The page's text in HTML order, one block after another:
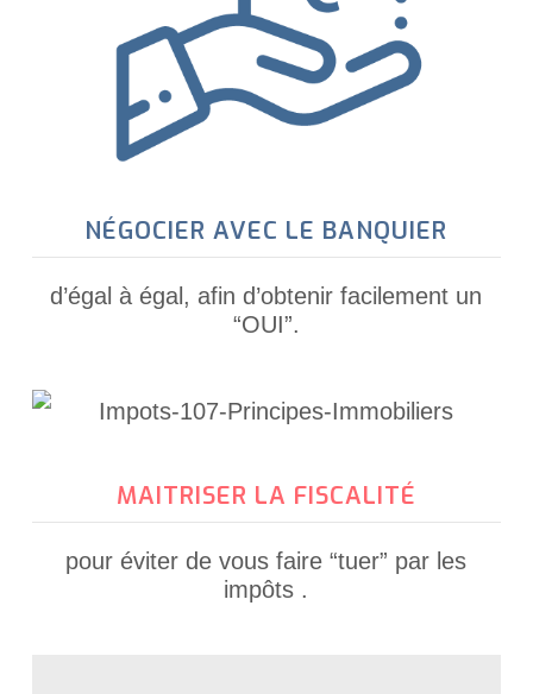
NÉGOCIER AVEC LE BANQUIER
d’égal à égal, afin d’obtenir facilement un
“OUI”.
MAITRISER LA FISCALITÉ
pour éviter de vous faire “tuer” par les
impôts .